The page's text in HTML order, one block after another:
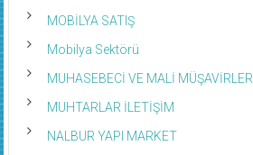
MOBİLYA SATIŞ
Mobilya Sektörü
MUHASEBECİ VE MALİ MÜŞAVİRLER
MUHTARLAR İLETİŞİM
NALBUR YAPI MARKET